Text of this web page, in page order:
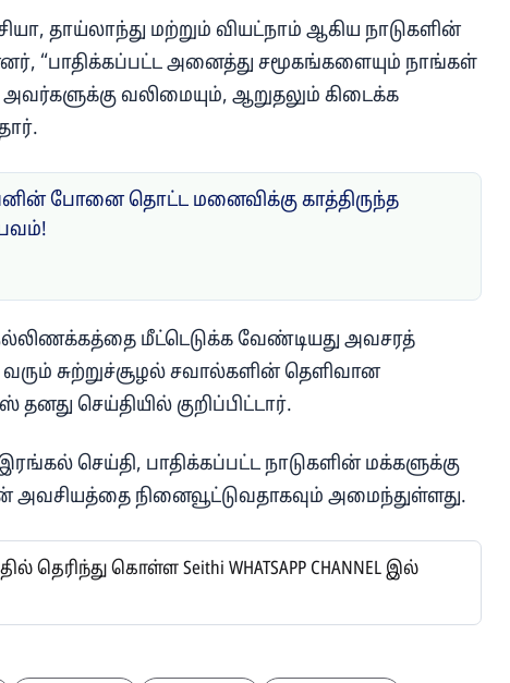
தாய்லாந்து மற்றும் வியட்நாம் ஆகிய நாடுகளின்
“பாதிக்கப்பட்ட அனைத்து சமூகங்களையும் நாங்கள்
வலிமையும், ஆறுதலும் கிடைக்க
போனை தொட்ட மனைவிக்கு காத்திருந்த
மீட்டெடுக்க வேண்டியது அவசரத்
சுற்றுச்சூழல் சவால்களின் தெளிவான
செய்தியில் குறிப்பிட்டார்.
செய்தி, பாதிக்கப்பட்ட நாடுகளின் மக்களுக்கு
நினைவூட்டுவதாகவும் அமைந்துள்ளது.
கொள்ள Seithi WHATSAPP CHANNEL இல்